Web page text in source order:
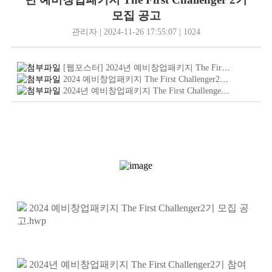
모집 공고
관리자 | 2024-11-26 17:55:07 | 1024
[웹포스터] 2024년 예비창업패키지 The First Challenger.jpg
2024 예비창업패키지 The First Challenger2기 모집 공고.hwp
2024년 예비창업패키지 The First Challenger2기 참여신청서.hwp
2024 예비창업패키지 The First Challenger2기 모집 공
고.hwp
2024년 예비창업패키지 The First Challenger2기 참여